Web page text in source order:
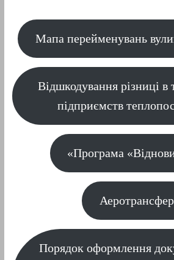
Мапа перейменувань
Відшкодування різниці в
підприємств
«Програма
Аеротрансфер
Порядок оформлення